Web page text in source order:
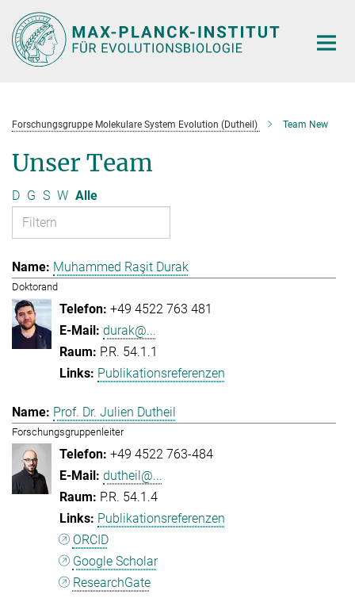
Hauptinhalt
Forschungsgruppe Molekulare System Evolution (Dutheil) Team New
Unser Team
D G S W Alle
Muhammed Raşit Durak
Doktorand
+49 4522 763 481
durak@...
P.R. 54.1.1
Publikationsreferenzen
Prof. Dr. Julien Dutheil
Forschungsgruppenleiter
+49 4522 763-484
dutheil@...
P.R. 54.1.4
Publikationsreferenzen
ORCID
Google Scholar
ResearchGate